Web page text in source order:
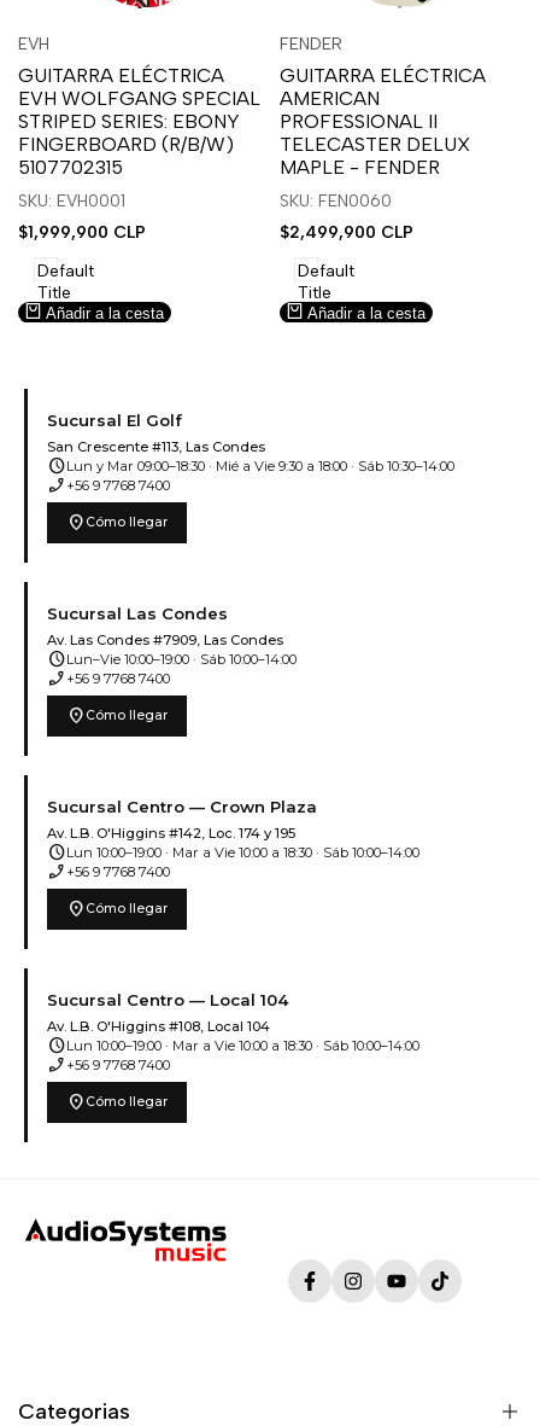
sesión
para
usar
la
lista
deseos.
para
usar
Compare
Proveedor:
EVH
GUITARRA ELÉCTRICA
EVH WOLFGANG SPECIAL
STRIPED SERIES: EBONY
FINGERBOARD (R/B/W)
5107702315
SKU: EVH0001
Precio
venta
$1,999,900 CLP
Default
Title
Añadir a la cesta
sesión
para
usar
la
lista
deseos.
sesión
para
usar
Compare
Vista
Proveedor:
FENDER
GUITARRA ELÉCTRICA
AMERICAN
PROFESSIONAL II
TELECASTER DELUX
MAPLE - FENDER
SKU: FEN0060
Precio
venta
$2,499,900 CLP
Default
Title
Añadir a la cesta
Sucursal El Golf
San Crescente #113, Las Condes
scheduleLun y Mar 09:00–18:30 · Mié a Vie 9:30 a 18:00 · Sáb 10:30–14:00
phone_enabled +56 9 7768 7400
location_on Cómo llegar
Sucursal Las Condes
Av. Las Condes #7909, Las Condes
scheduleLun–Vie 10:00–19:00 · Sáb 10:00–14:00
phone_enabled +56 9 7768 7400
location_on Cómo llegar
Sucursal Centro — Crown Plaza
Av. L.B. O'Higgins #142, Loc. 174 y 195
scheduleLun 10:00–19:00 · Mar a Vie 10:00 a 18:30 · Sáb 10:00–14:00
phone_enabled +56 9 7768 7400
location_on Cómo llegar
Sucursal Centro — Local 104
Av. L.B. O'Higgins #108, Local 104
scheduleLun 10:00–19:00 · Mar a Vie 10:00 a 18:30 · Sáb 10:00–14:00
phone_enabled +56 9 7768 7400
location_on Cómo llegar
FacebookInstagramYouTubeTikTok
Categorias